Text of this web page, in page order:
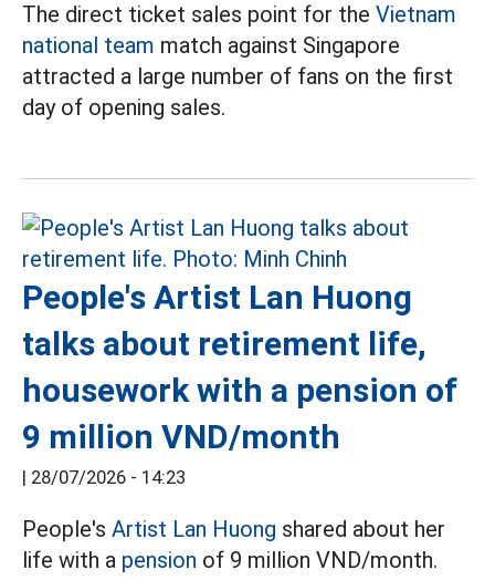
The direct ticket sales point for the Vietnam
national team match against Singapore
attracted a large number of fans on the first
day of opening sales.
People's Artist Lan Huong
talks about retirement life,
housework with a pension of
9 million VND/month
| 28/07/2026 - 14:23
People's Artist Lan Huong shared about her
life with a pension of 9 million VND/month.